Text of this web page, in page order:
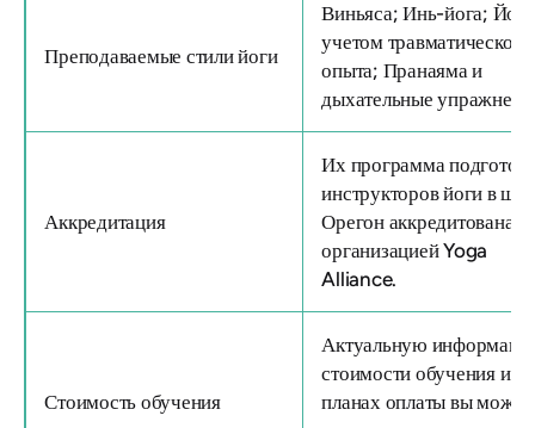
Преподаваемые стили йоги
Виньяса; Инь-йога;
учетом травматического
опыта; Пранаяма и
дыхательные
Аккредитация
Их программа
инструкторов йоги в
Орегонаккредитована
организацией Yoga
Alliance.
Стоимость обучения
Актуальную
стоимости обучения и
планах оплаты вы